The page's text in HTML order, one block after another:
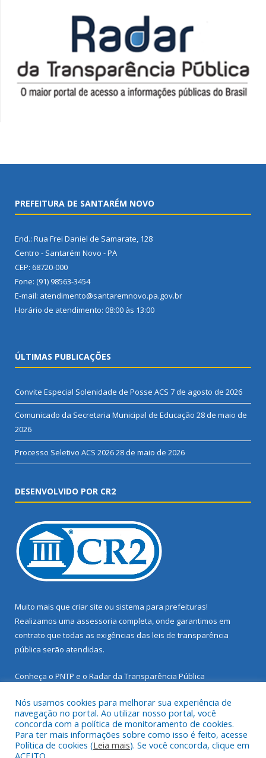
PREFEITURA DE SANTARÉM NOVO
End.: Rua Frei Daniel de Samarate, 128
Centro - Santarém Novo - PA
CEP: 68720-000
Fone: (91) 98563-3454
E-mail: atendimento@santaremnovo.pa.gov.br
Horário de atendimento: 08:00 às 13:00
ÚLTIMAS PUBLICAÇÕES
Convite Especial Solenidade de Posse ACS 7 de agosto de 2026
Comunicado da Secretaria Municipal de Educação 28 de maio de
2026
Processo Seletivo ACS 202628 de maio de 2026
DESENVOLVIDO POR CR2
Muito mais que criar site ou sistema para prefeituras!
Realizamos uma assessoria completa, onde garantimos em
contrato que todas as exigências das leis de transparência
pública serão atendidas.
Conheça o PNTP e o Radar da Transparência Pública
Todos os direitos reservados a Prefeitura Municipal de Santarém
Novo.
Nós usamos cookies para melhorar sua experiência de
navegação no portal. Ao utilizar nosso portal, você
concorda com a política de monitoramento de cookies.
Para ter mais informações sobre como isso é feito, acesse
Política de cookies (Leia mais). Se você concorda, clique em
ACEITO.